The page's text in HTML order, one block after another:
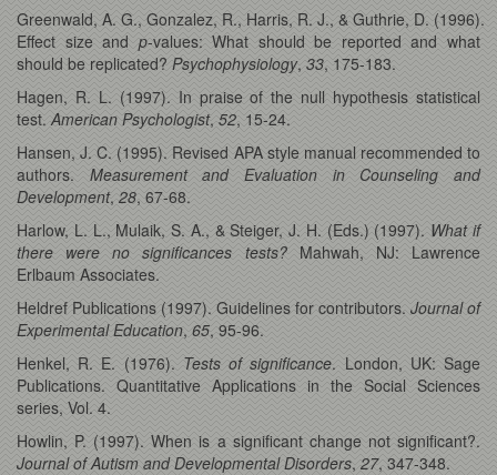
Greenwald, A. G., Gonzalez, R., Harris, R. J., & Guthrie, D. (1996).
Effect size and p-values: What should be reported and what
should be replicated? Psychophysiology, 33, 175-183.
Hagen, R. L. (1997). In praise of the null hypothesis statistical
test. American Psychologist, 52, 15-24.
Hansen, J. C. (1995). Revised APA style manual recommended to
authors. Measurement and Evaluation in Counseling and
Development, 28, 67-68.
Harlow, L. L., Mulaik, S. A., & Steiger, J. H. (Eds.) (1997). What if
there were no significances tests?Mahwah, NJ: Lawrence
Erlbaum Associates.
Heldref Publications (1997). Guidelines for contributors. Journal of
Experimental Education, 65, 95-96.
Henkel, R. E. (1976). Tests of significance. London, UK: Sage
Publications. Quantitative Applications in the Social Sciences
series, Vol. 4.
Howlin, P. (1997). When is a significant change not significant?.
Journal of Autism and Developmental Disorders, 27, 347-348.